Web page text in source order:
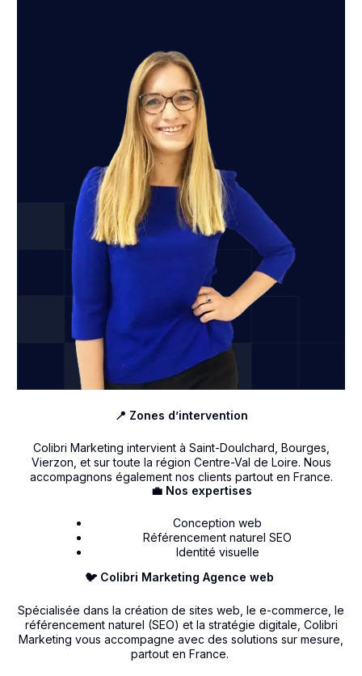
🐦 Colibri Marketing Agence web
Spécialisée dans la création de sites web, le e-commerce, le
référencement naturel (SEO) et la stratégie digitale, Colibri
Marketing vous accompagne avec des solutions sur mesure,
partout en France.
💼 Nos expertises
Conception web
Référencement naturel SEO
Identité visuelle
📍 Zones d’intervention
Colibri Marketing intervient à Saint-Doulchard, Bourges,
Vierzon, et sur toute la région Centre-Val de Loire. Nous
accompagnons également nos clients partout en France.